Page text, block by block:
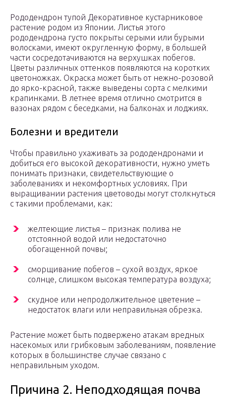
Рододендрон тупой Декоративное кустарниковое
растение родом из Японии. Листья этого
рододендрона густо покрыты серыми или бурыми
волосками, имеют округленную форму, в большей
части сосредотачиваются на верхушках побегов.
Цветы различных оттенков появляются на коротких
цветоножках. Окраска может быть от нежно-розовой
до ярко-красной, также выведены сорта с мелкими
крапинками. В летнее время отлично смотрится в
вазонах рядом с беседками, на балконах и лоджиях.
Болезни и вредители
Чтобы правильно ухаживать за рододендронами и
добиться его высокой декоративности, нужно уметь
понимать признаки, свидетельствующие о
заболеваниях и некомфортных условиях. При
выращивании растения цветоводы могут столкнуться
с такими проблемами, как:
желтеющие листья – признак полива не
отстоянной водой или недостаточно
обогащенной почвы;
сморщивание побегов – сухой воздух, яркое
солнце, слишком высокая температура воздуха;
скудное или непродолжительное цветение –
недостаток влаги или неправильная обрезка.
Растение может быть подвержено атакам вредных
насекомых или грибковым заболеваниям, появление
которых в большинстве случае связано с
неправильным уходом.
Причина 2. Неподходящая почва